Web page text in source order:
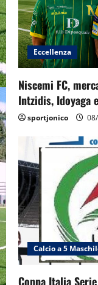
Eccellenza
Niscemi FC,
Intzidis, Idoyaga
sportjonico
Calcio a 5
Coppa Italia